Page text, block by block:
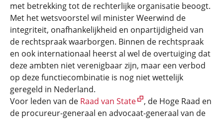
met betrekking tot de rechterlijke organisatie beoogt.
Met het wetsvoorstel wil minister Weerwind de
integriteit, onafhankelijkheid en onpartijdigheid van
de rechtspraak waarborgen. Binnen de rechtspraak
en ook internationaal heerst al wel de overtuiging dat
deze ambten niet verenigbaar zijn, maar een verbod
op deze functiecombinatie is nog niet wettelijk
geregeld in Nederland.
Voor leden van de Raad van State
, de Hoge Raad en
de procureur-generaal en advocaat-generaal van de